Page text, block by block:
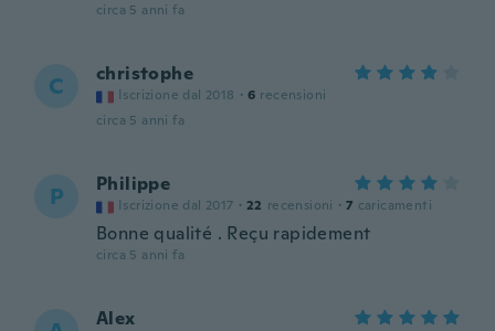
circa 5 anni fa
C christophe
Iscrizione dal 2018 · 6 recensioni
circa 5 anni fa
P Philippe
Iscrizione dal 2017 · 22 recensioni · 7 caricamenti
Bonne qualité . Reçu rapidement
circa 5 anni fa
Alex